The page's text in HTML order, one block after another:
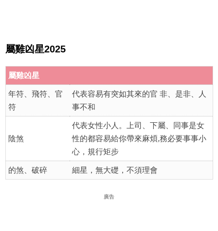
屬雞凶星2025
屬雞凶星
年符、飛符、官
符
代表容易有突如其來的官 非、是非、人
事不和
陰煞
代表女性小人。上司、下屬、同事是女
性的都容易給你帶來麻煩,務必要事事小
心，規行矩步
的煞、破碎 細星，無大礎，不須理會
廣告